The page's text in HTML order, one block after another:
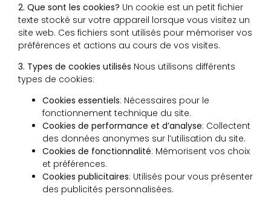
2. Que sont les cookies? Un cookie est un petit fichier
texte stocké sur votre appareil lorsque vous visitez un
site web. Ces fichiers sont utilisés pour mémoriser vos
préférences et actions au cours de vos visites.
3. Types de cookies utilisés Nous utilisons différents
types de cookies:
Cookies essentiels: Nécessaires pour le
fonctionnement technique du site.
Cookies de performance et d’analyse: Collectent
des données anonymes sur l’utilisation du site.
Cookies de fonctionnalité: Mémorisent vos choix
et préférences.
Cookies publicitaires: Utilisés pour vous présenter
des publicités personnalisées.